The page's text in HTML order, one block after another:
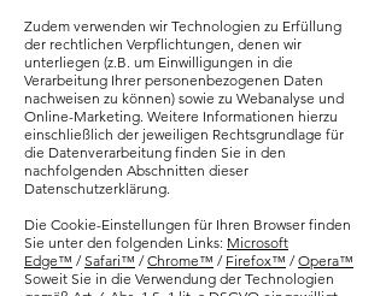
Zudem verwenden wir Technologien zu Erfüllung
der rechtlichen Verpflichtungen, denen wir
unterliegen (z.B. um Einwilligungen in die
Verarbeitung Ihrer personenbezogenen Daten
nachweisen zu können) sowie zu Webanalyse und
Online-Marketing. Weitere Informationen hierzu
einschließlich der jeweiligen Rechtsgrundlage für
die Datenverarbeitung finden Sie in den
nachfolgenden Abschnitten dieser
Datenschutzerklärung.
Die Cookie-Einstellungen für Ihren Browser finden
Sie unter den folgenden Links: Microsoft
Edge™ /Safari™ /Chrome™ / Firefox™ /Opera™
Soweit Sie in die Verwendung der Technologien